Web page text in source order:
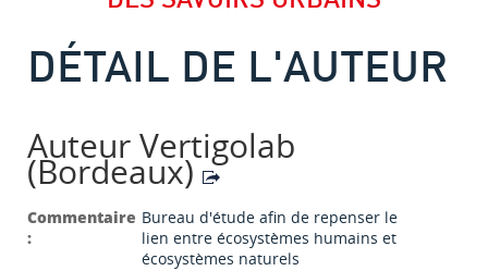
DÉTAIL DE L'AUTEUR
Auteur Vertigolab
(Bordeaux)
Commentaire
:
Bureau d'étude afin de repenser le
lien entre écosystèmes humains et
écosystèmes naturels